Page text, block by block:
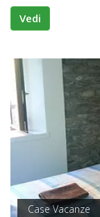
Vedi
Case Vacanze